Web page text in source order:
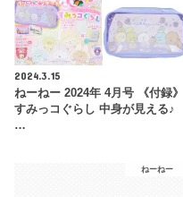
2024.3.15
ねーねー 2024年 4月号 《付録》
すみっコぐらし 中身が見える♪
…
ねーねー